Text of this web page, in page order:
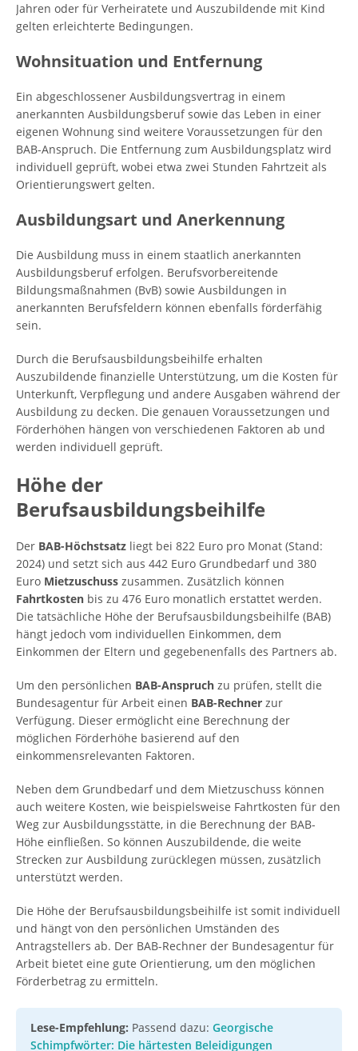
Jahren oder für Verheiratete und Auszubildende mit Kind
gelten erleichterte Bedingungen.
Wohnsituation und Entfernung
Ein abgeschlossener Ausbildungsvertrag in einem
anerkannten Ausbildungsberuf sowie das Leben in einer
eigenen Wohnung sind weitere Voraussetzungen für den
BAB-Anspruch. Die Entfernung zum Ausbildungsplatz wird
individuell geprüft, wobei etwa zwei Stunden Fahrtzeit als
Orientierungswert gelten.
Ausbildungsart und Anerkennung
Die Ausbildung muss in einem staatlich anerkannten
Ausbildungsberuf erfolgen. Berufsvorbereitende
Bildungsmaßnahmen (BvB) sowie Ausbildungen in
anerkannten Berufsfeldern können ebenfalls förderfähig
sein.
Durch die Berufsausbildungsbeihilfe erhalten
Auszubildende finanzielle Unterstützung, um die Kosten für
Unterkunft, Verpflegung und andere Ausgaben während der
Ausbildung zu decken. Die genauen Voraussetzungen und
Förderhöhen hängen von verschiedenen Faktoren ab und
werden individuell geprüft.
Höhe der
Berufsausbildungsbeihilfe
Der BAB-Höchstsatz liegt bei 822 Euro pro Monat (Stand:
2024) und setzt sich aus 442 Euro Grundbedarf und 380
Euro Mietzuschuss zusammen. Zusätzlich können
Fahrtkosten bis zu 476 Euro monatlich erstattet werden.
Die tatsächliche Höhe der Berufsausbildungsbeihilfe (BAB)
hängt jedoch vom individuellen Einkommen, dem
Einkommen der Eltern und gegebenenfalls des Partners ab.
Um den persönlichen BAB-Anspruch zu prüfen, stellt die
Bundesagentur für Arbeit einen BAB-Rechner zur
Verfügung. Dieser ermöglicht eine Berechnung der
möglichen Förderhöhe basierend auf den
einkommensrelevanten Faktoren.
Neben dem Grundbedarf und dem Mietzuschuss können
auch weitere Kosten, wie beispielsweise Fahrtkosten für den
Weg zur Ausbildungsstätte, in die Berechnung der BAB-
Höhe einfließen. So können Auszubildende, die weite
Strecken zur Ausbildung zurücklegen müssen, zusätzlich
unterstützt werden.
Die Höhe der Berufsausbildungsbeihilfe ist somit individuell
und hängt von den persönlichen Umständen des
Antragstellers ab. Der BAB-Rechner der Bundesagentur für
Arbeit bietet eine gute Orientierung, um den möglichen
Förderbetrag zu ermitteln.
Lese-Empfehlung: Passend dazu: Georgische
Schimpfwörter: Die härtesten Beleidigungen